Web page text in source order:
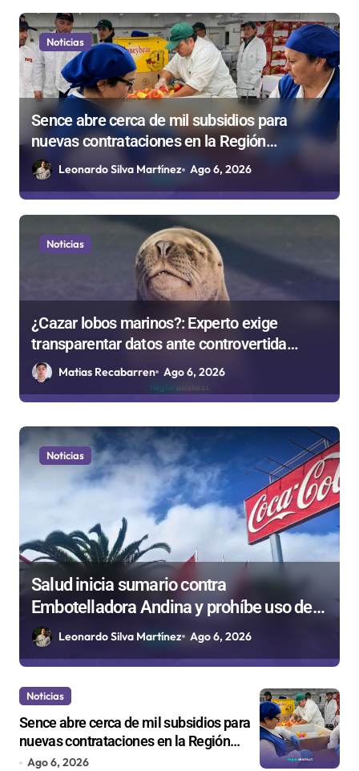
Noticias
Sence abre cerca de mil subsidios para
nuevas contrataciones en la Región
Antofagasta
Leonardo Silva Martínez Ago 6, 2026
Noticias
¿Cazar lobos marinos?: Experto exige
transparentar datos ante controvertida
medida que evalúa el Gobierno
Matias Recabarren Ago 6, 2026
Noticias
Antofagastino Ángelo Araos es
confirmado como refuerzo estrella de
Unión Española
Matias Recabarren Ago 6, 2026
Noticias
Sence abre cerca de mil subsidios para
nuevas contrataciones en la Región
Antofagasta
Ago 6, 2026